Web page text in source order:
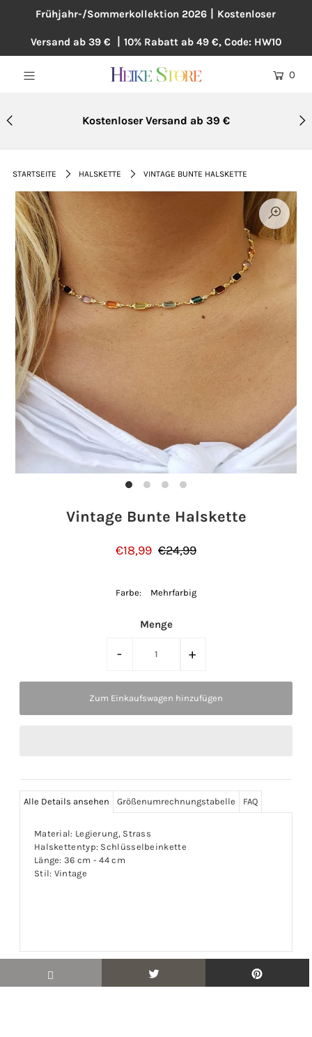
Frühjahr-/Sommerkollektion 2026丨Kostenloser
Versand ab 39 € 丨10% Rabatt ab 49 €, Code: HW10
0
Kostenloser Versand ab 39 €
STARTSEITE HALSKETTE VINTAGE BUNTE HALSKETTE
Vintage Bunte Halskette
€18,99 €24,99
Farbe: Mehrfarbig
Menge
- +
Alle Details ansehen Größenumrechnungstabelle FAQ
Material: Legierung, Strass
Halskettentyp: Schlüsselbeinkette
Länge: 36 cm - 44 cm
Stil: Vintage
ÜBERGRÖßE
HOSEN
ACCESSOIRES
BAUMWOLLE UND LEINEN
TOPSELLER
Einloggen oder Konto erstellen